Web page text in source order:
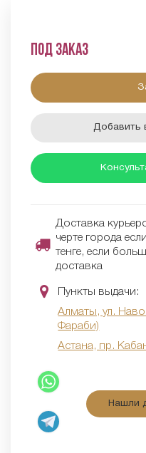
Под заказ
Добавить
Доставка
черте города
тенге, если
доставка
Пункты выдачи:
Алматы, ул.
Фараби)
Астана, пр.
Нашли